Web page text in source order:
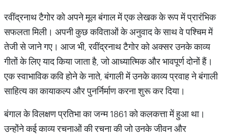
रवींद्रनाथ टैगोर को अपने मूल बंगाल में एक लेखक के रूप में प्रारंभिक
सफलता मिली। अपनी कुछ कविताओं के अनुवाद के साथ वे पश्चिम में
तेजी से जाने गए। आज भी, रवींद्रनाथ टैगोर को अक्सर उनके काव्य
गीतों के लिए याद किया जाता है, जो आध्यात्मिक और भावपूर्ण दोनों हैं।
एक स्वाभाविक कवि होने के नाते, बंगाली में उनके काव्य प्रवाह ने बंगाली
साहित्य का कायाकल्प और पुनर्निर्माण करना शुरू कर दिया।
बंगाल के विलक्षण प्रतिभा का जन्म 1861 को कलकत्ता में हुआ था।
उन्होंने कई काव्य रचनाओं की रचना की जो उनके जीवन और